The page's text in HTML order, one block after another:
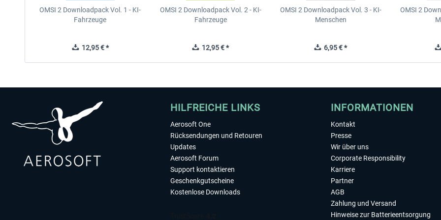
OMSI 2 Downloadpack Vol. 1 - KI-
Fahrzeuge
12,95 € *
OMSI 2 Downloadpack Vol. 2 - KI-
Fahrzeuge
12,95 € *
OMSI 2 Downloadpack Vol. 3 - KI-
Menschen
6,95 € *
OMSI 2
HILFREICHE LINKS
Aerosoft One
Rücksendungen und Retouren
Updates
Aerosoft Forum
Support kontaktieren
Geschenkgutscheine
Kostenlose Downloads
INFORMATIONEN
Kontakt
Presse
Wir über uns
Corporate Responsibility
Karriere
Partner
AGB
Zahlung und Versand
Hinweise zur Batterieentsorgung